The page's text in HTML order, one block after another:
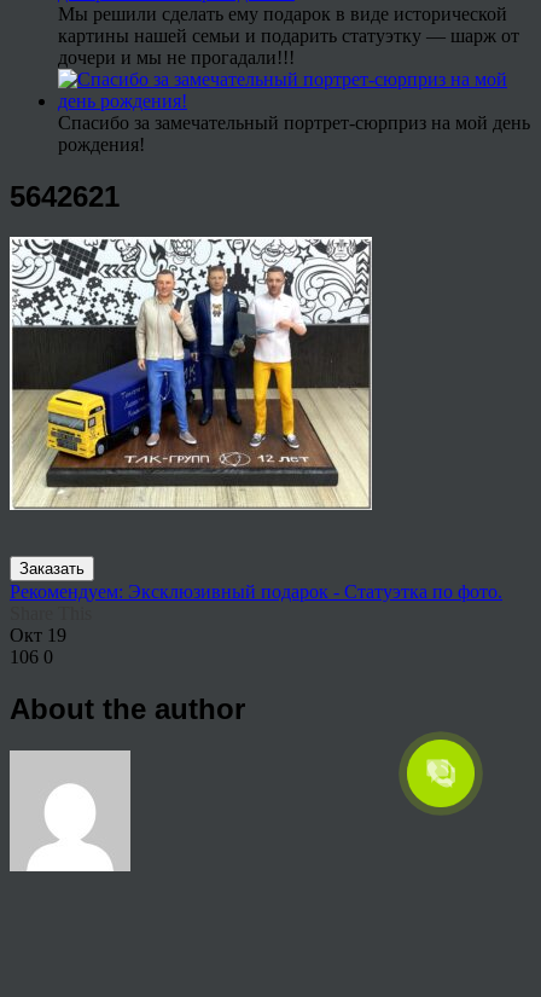
Мы решили сделать ему подарок в виде исторической
картины нашей семьи и подарить статуэтку — шарж от
дочери и мы не прогадали!!!
Спасибо за замечательный портрет-сюрприз на мой день
рождения!
5642621
Заказать
Рекомендуем: Эксклюзивный подарок - Статуэтка по фото.
Окт 19
106 0
About the author